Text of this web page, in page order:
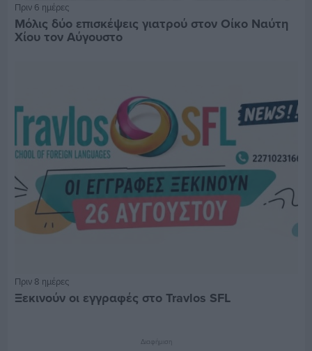
Πριν 6 ημέρες
Μόλις δύο επισκέψεις γιατρού στον Οίκο Ναύτη
Χίου τον Αύγουστο
Πριν 8 ημέρες
Ξεκινούν οι εγγραφές στο Travlos SFL
Διαφήμιση